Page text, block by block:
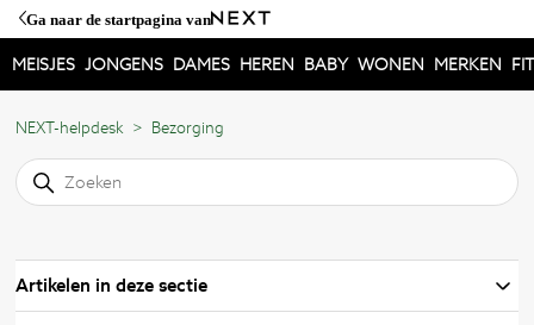
Ga naar de startpagina van
MEISJES JONGENS DAMES HEREN BABY WONEN MERKEN
NEXT-helpdesk Bezorging
Artikelen in deze sectie